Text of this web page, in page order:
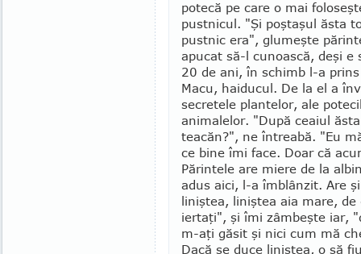
potecă pe care o mai
pustnicul. "Şi poştaşul ăsta
pust­nic era", glu­meşte
apucat să-l cunoască, deşi e
20 de ani, în schimb l-a
Macu, haiducul. De la el a
secretele plantelor, ale
animalelor. "După ceaiul
teacăn?", ne întreabă. "Eu
ce bine îmi face. Doar că
Părintele are miere de la
adus aici, l-a îmblânzit. Are
liniştea, liniştea aia mare,
iertaţi", şi îmi zâmbeşte iar,
m-aţi găsit şi nici cum mă
Dacă se duce liniştea, o să